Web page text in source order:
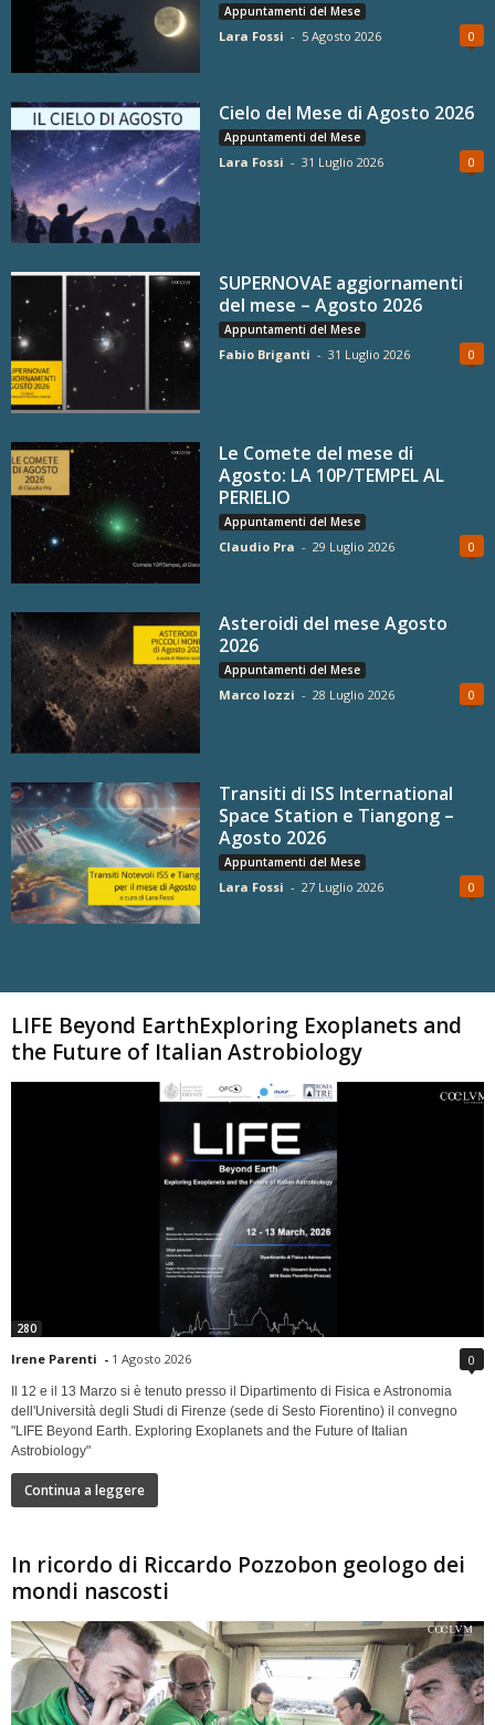
Appuntamenti del Mese
Lara Fossi - 5 Agosto 2026 0
Cielo del Mese di Agosto 2026
Appuntamenti del Mese
Lara Fossi - 31 Luglio 2026 0
SUPERNOVAE aggiornamenti
del mese – Agosto 2026
Appuntamenti del Mese
Fabio Briganti - 31 Luglio 2026 0
Le Comete del mese di
Agosto: LA 10P/TEMPEL AL
PERIELIO
Appuntamenti del Mese
Claudio Pra - 29 Luglio 2026 0
Asteroidi del mese Agosto
2026
Appuntamenti del Mese
Marco Iozzi - 28 Luglio 2026 0
Transiti di ISS International
Space Station e Tiangong –
Agosto 2026
Appuntamenti del Mese
Lara Fossi - 27 Luglio 2026 0
LIFE Beyond EarthExploring Exoplanets and
the Future of Italian Astrobiology
280
Irene Parenti - 1 Agosto 2026 0
Il 12 e il 13 Marzo si è tenuto presso il Dipartimento di Fisica e Astronomia
dell'Università degli Studi di Firenze (sede di Sesto Fiorentino) il convegno
"LIFE Beyond Earth. Exploring Exoplanets and the Future of Italian
Astrobiology"
Continua a leggere
In ricordo di Riccardo Pozzobon geologo dei
mondi nascosti